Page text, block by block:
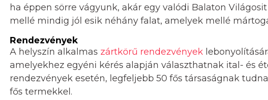
ha éppen sörre vágyunk, akár egy valódi Balaton
mellé mindig jól esik néhány falat, amelyek mellé
Rendezvények
A helyszín alkalmas zártkörű rendezvények
amelyekhez egyéni kérés alapján választhatnak ital- és
rendezvények esetén, legfeljebb 50 fős társaságnak
fős termekkel.